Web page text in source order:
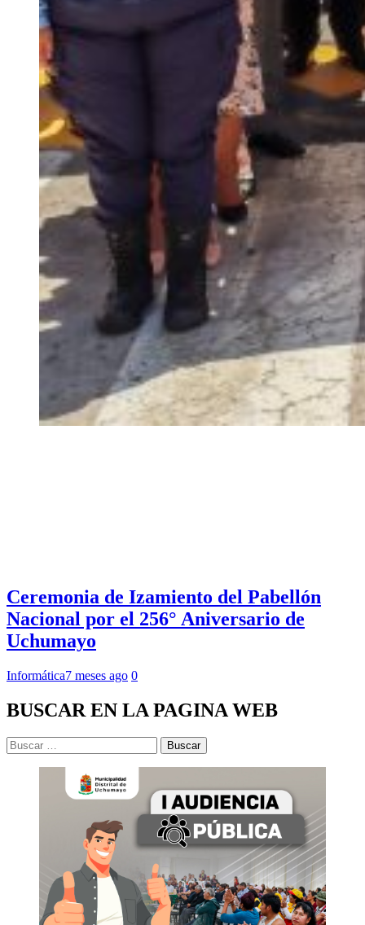
Ceremonia de Izamiento del Pabellón
Nacional por el 256° Aniversario de
Uchumayo
Informática7 meses ago 0
BUSCAR EN LA PAGINA WEB
Buscar: